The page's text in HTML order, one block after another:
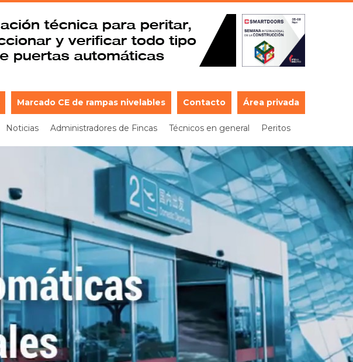
Marcado CE de rampas nivelables Contacto Área privada
Noticias Administradores de Fincas Técnicos en general Peritos